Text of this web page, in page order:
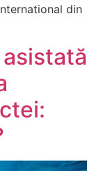
din